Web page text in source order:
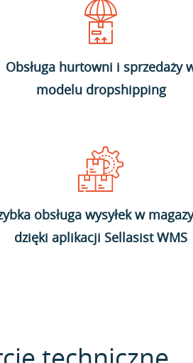
Obsługa hurtowni i sprzedaży
modelu dropshipping
obsługa wysyłek w
dzięki aplikacji Sellasist WMS